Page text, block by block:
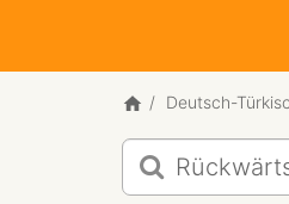
Deutsch-
Deutsch-
Türkisch